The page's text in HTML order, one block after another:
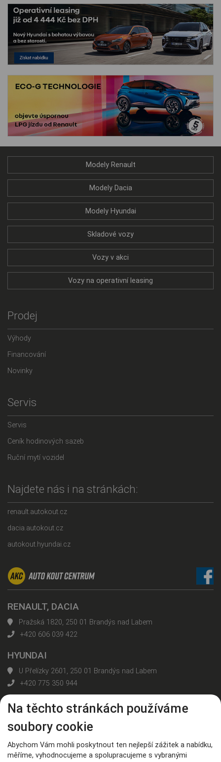
Modely Renault
Modely Dacia
Modely Hyundai
Skladové vozy
Vozy v akci
Vozy na operativní leasing
Prodej
Výhody
Financování
Novinky
Servis
Servis
Ceník hodinových sazeb
Ruční mytí vozidel
Najdete nás i na stránkách:
renault.autokout.cz
dacia.autokout.cz
autokout.hyundai.cz
RENAULT, DACIA
Pražská 1820, 250 01 Brandýs nad Labem
+420 606 039 422
HYUNDAI
U Přelízky 2601, 250 01 Brandýs nad Labem
+420 775 350 944
Všechny kontakty
© AUTO KOUT CENTRUM, spol. s r. o.
Na těchto stránkách používáme
soubory cookie
Abychom Vám mohli poskytnout ten nejlepší zážitek a nabídku,
měříme, vyhodnocujeme a spolupracujeme s vybranými